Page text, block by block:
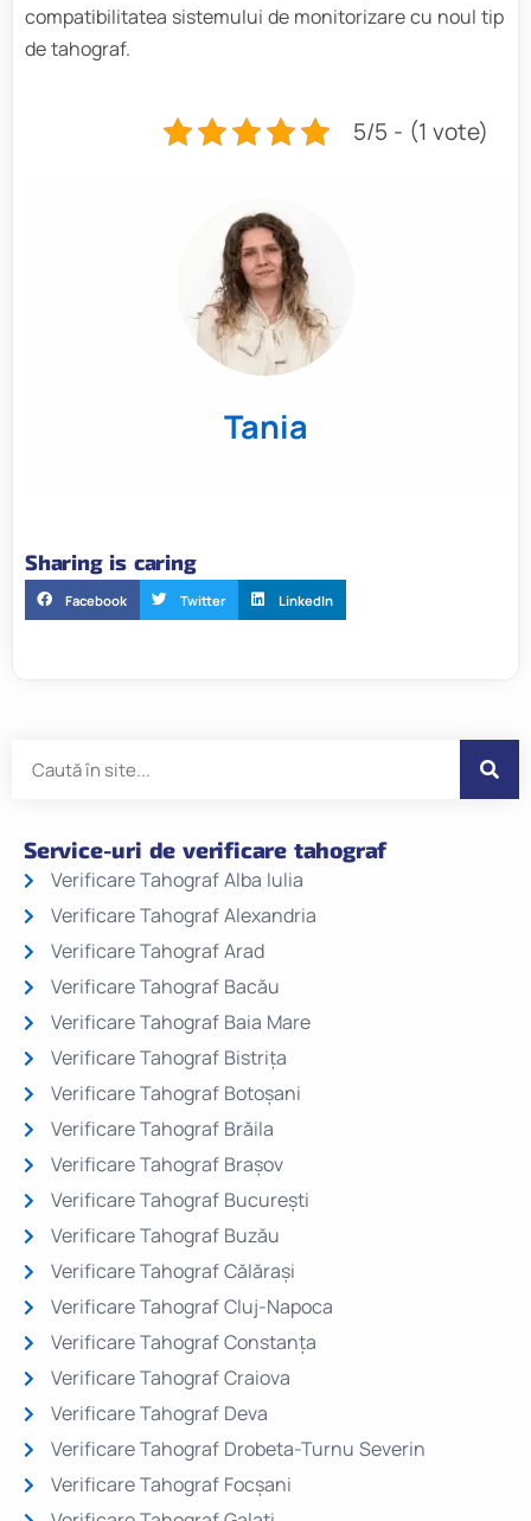
compatibilitatea sistemului de monitorizare cu noul tip
de tahograf.
5/5 - (1 vote)
Tania
Sharing is caring
Facebook Twitter LinkedIn
Service-uri de verificare tahograf
Verificare Tahograf Alba Iulia
Verificare Tahograf Alexandria
Verificare Tahograf Arad
Verificare Tahograf Bacău
Verificare Tahograf Baia Mare
Verificare Tahograf Bistrița
Verificare Tahograf Botoșani
Verificare Tahograf Brăila
Verificare Tahograf Brașov
Verificare Tahograf București
Verificare Tahograf Buzău
Verificare Tahograf Călărași
Verificare Tahograf Cluj-Napoca
Verificare Tahograf Constanța
Verificare Tahograf Craiova
Verificare Tahograf Deva
Verificare Tahograf Drobeta-Turnu Severin
Verificare Tahograf Focșani